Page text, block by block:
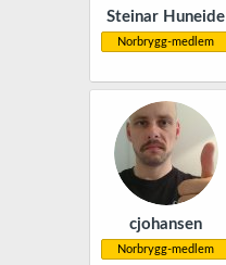
Steinar Huneide
Norbrygg-medlem
cjohansen
Norbrygg-medlem